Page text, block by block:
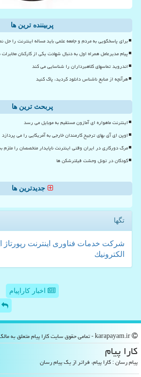
پربیننده ترین ها
برای پاسخگویی به مردم و جامعه علمی باید مساله اینترنت را حل
پیام مدیرعامل همراه اول به دنبال شهادت یکی از کارکنان
اندروید تماسهای کلاهبرداران را شناسایی می کند
هرآنچه از منابع ناشناس دانلود کردید، پاک کنید
پربحث ترین ها
اینترنت ماهواره ای آمازون مستقیم به موبایل می رسد
اوپن ای آی بهای ترجیح کارمندان خارجی به آمریکایی را می پردازد
مرگ دورکاری در ایران وقتی اینترنت ناپایدار متخصصان را ملزم
کودکان در تونل وحشت فیلترشکن ها
جدیدترین ها
تگها
شركت خدمات فناوری اینترنت رپورتاژ
الكترونیك
اخبار کاراپیام
كارا پیام
پیام رسان : کارا پیام، فراتر از یک پیام رسان